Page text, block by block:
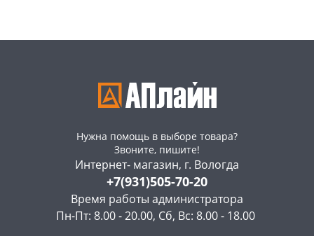
Нужна помощь в выборе товара?
Звоните, пишите!
Интернет- магазин, г. Вологда
+7(931)505-70-20
Время работы администратора
Пн-Пт: 8.00 - 20.00, Сб, Вс: 8.00 - 18.00